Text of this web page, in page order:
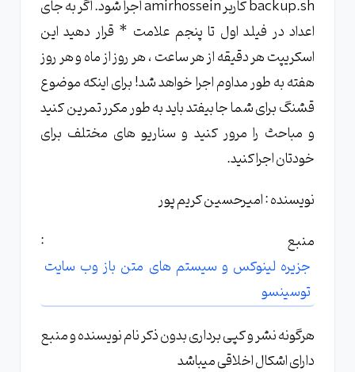
backup.sh کاربر amirhossein اجرا شود. اگر به جای
اعداد در فیلد اول تا پنجم علامت * قرار دهید این
اسکریپت هر دقیقه از هر ساعت ، هر روز از ماه و هر روز
هفته به طور مداوم اجرا خواهد شد! برای اینکه موضوع
قشنگ برای شما جا بیفتد باید به طور مکرر تمرین کنید
و مباحث را مرور کنید و سناریو های مختلف برای
خودتان اجرا کنید.
نویسنده : امیرحسین کریم پور
منبع :
جزیره لینوکس و سیستم های متن باز وب سایت
توسینسو
هرگونه نشر و کپی برداری بدون ذکر نام نویسنده و منبع
دارای اشکال اخلاقی میباشد